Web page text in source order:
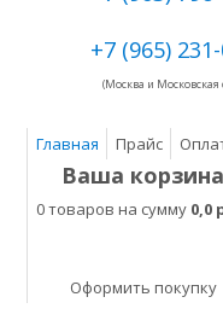
+7 (965)
(Москва и Московская
Главная Прайс
Ваша корзина
0 товаров на сумму 0,0
Оформить покупку